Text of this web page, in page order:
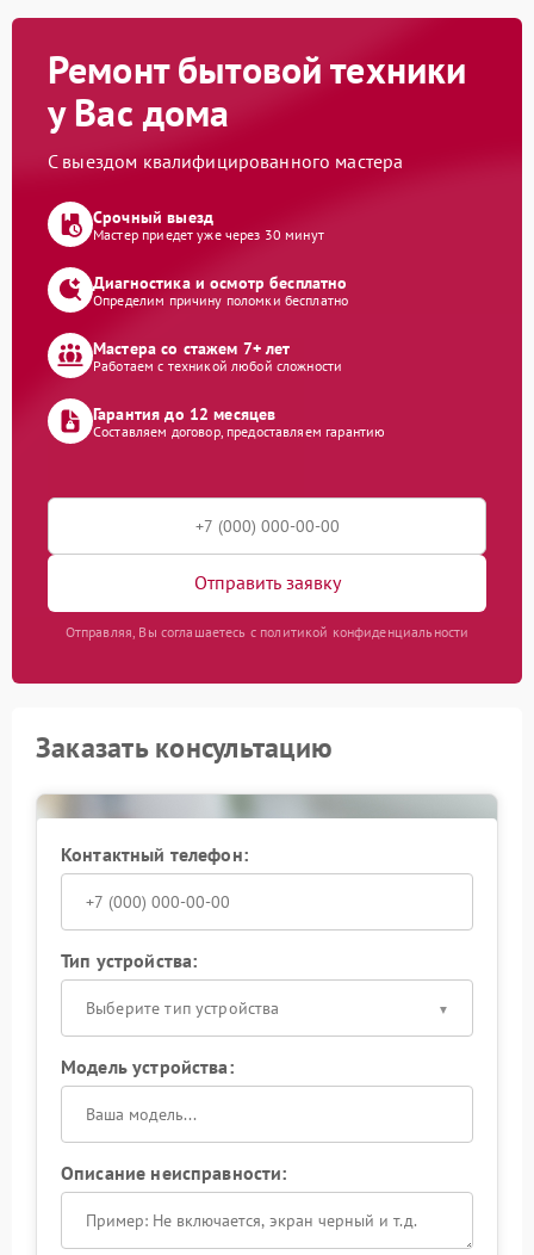
Ремонт бытовой техники
у Вас дома
С выездом квалифицированного мастера
Срочный выезд
Мастер приедет уже через 30 минут
Диагностика и осмотр бесплатно
Определим причину поломки бесплатно
Мастера со стажем 7+ лет
Работаем с техникой любой сложности
Гарантия до 12 месяцев
Составляем договор, предоставляем гарантию
Отправить заявку
Отправляя, Вы соглашаетесь с политикой конфиденциальности
Заказать консультацию
Контактный телефон:
Тип устройства:
Выберите тип устройства
Модель устройства:
Описание неисправности: